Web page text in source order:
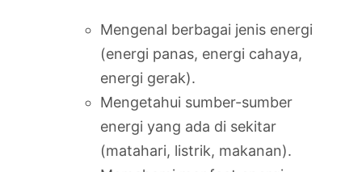
Mengenal berbagai jenis energi
(energi panas, energi cahaya,
energi gerak).
Mengetahui sumber-sumber
energi yang ada di sekitar
(matahari, listrik, makanan).